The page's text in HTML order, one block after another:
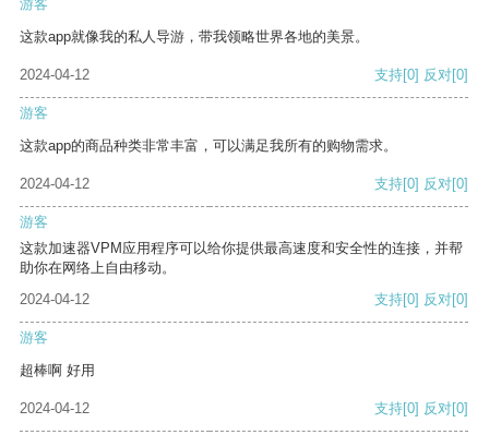
游客
这款app就像我的私人导游，带我领略世界各地的美景。
2024-04-12 支持[0] 反对[0]
游客
这款app的商品种类非常丰富，可以满足我所有的购物需求。
2024-04-12 支持[0] 反对[0]
游客
这款加速器VPM应用程序可以给你提供最高速度和安全性的连接，并帮
助你在网络上自由移动。
2024-04-12
支持[0] 反对[0]
游客
超棒啊 好用
2024-04-12 支持[0] 反对[0]